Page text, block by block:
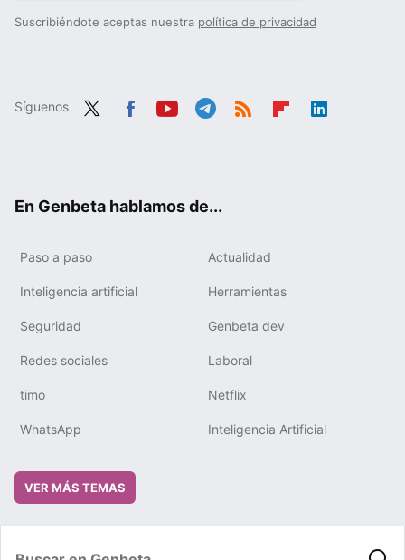
Suscribiéndote aceptas nuestra política de privacidad
Síguenos
En Genbeta hablamos de...
Paso a paso Actualidad
Inteligencia artificial Herramientas
Seguridad Genbeta dev
Redes sociales Laboral
timo Netflix
WhatsApp Inteligencia Artificial
VER MÁS TEMAS